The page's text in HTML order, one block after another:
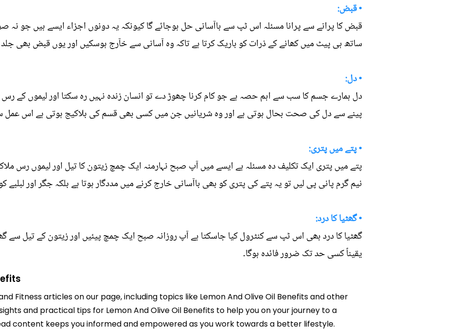
• قبض:
قبض کا پرانے سے پرانا مسئلہ اس ٹپ سے باآسانی حل ہوجائے گا کیونکہ یہ دونوں اجزاء ایسے ہیں جو نہ
ساتھ ہی پیٹ میں کھانے کے ذرات کو باریک کرتا ہے تاکہ وہ آسانی سے خآرج ہوسکیں اور یوں قبض بھی
• دل:
دل ہمارے جسم کا سب سے اہم حصہ ہے جو کام کرنا چھوڑ دے تو انسان زندہ نہیں رہ سکتا اور لیموں کے رس
پینے سے دل کی صحت بحال ہوتی ہے اور وہ شریانیں جن میں کسی بھی قسم کی بلاکیج ہوتی ہے اس عمل
• پتے میں پتری:
پتے میں پتری ایک تکلیف دہ مسئلہ ہے ایسے میں آپ صبح نہارمنہ ایک چمچ زیتون کا تیل اور لیموں رس
نیم گرم پانی پی لیں تو یہ پتے کی پتری کو بھی باآسانی خارج کرنے میں مددگار ہوتا ہے بلکہ جگر اور لبلبے
• گھٹیا کا درد:
گھٹیا کا درد بھی اس ٹپ سے کنٹرول کیا جاسکتا ہے آپ روزانہ صبح ایک چمچ پیئیں اور زیتون کے تیل سے
یقیناً کسی حد تک ضرور فائدہ ہوگا۔
Fitness articles on our page, including topics like Lemon And Olive Oil Benefits and other
and practical tips for Lemon And Olive Oil Benefits to help you on your journey to a
content keeps you informed and empowered as you work towards a better lifestyle.